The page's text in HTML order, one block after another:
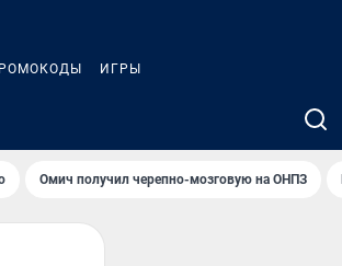
ИГРЫ
Омич получил черепно-мозговую на ОНПЗ